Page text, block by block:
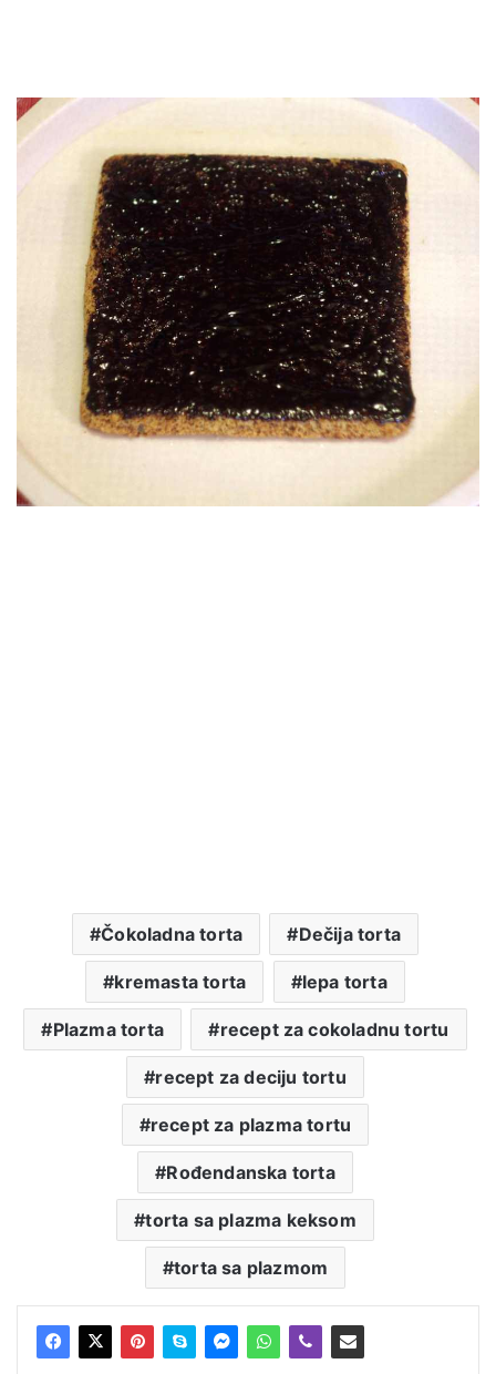
Čokoladna torta Dečija torta
kremasta torta lepa torta
Plazma torta recept za cokoladnu tortu
recept za deciju tortu
recept za plazma tortu
Rođendanska torta
torta sa plazma keksom
torta sa plazmom